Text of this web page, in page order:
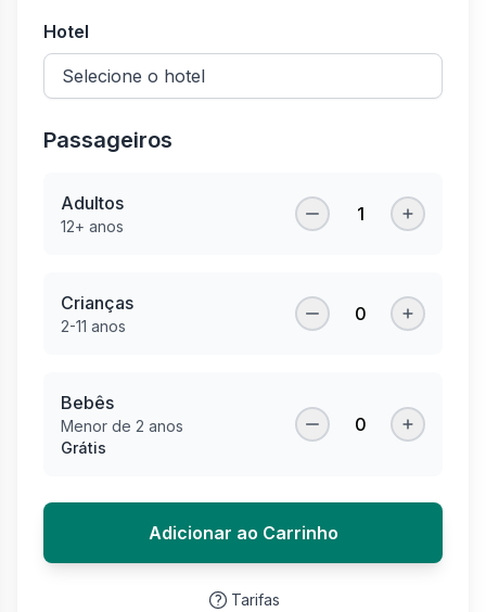
Hotel
Passageiros
Adultos
12+ anos
1
Crianças
2-11 anos
0
Bebês
Menor de 2 anos
Grátis
0
Adicionar ao Carrinho
Tarifas